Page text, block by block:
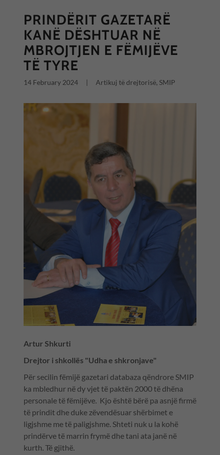
PRINDËRIT GAZETARË
KANË DËSHTUAR NË
MBROJTJEN E FËMIJËVE
TË TYRE
14 February 2024 | Artikuj të drejtorisë, SMIP
Artur Shkurti
Drejtor i shkollës "Udha e shkronjave"
Për secilin fëmijë gazetari databaza qëndrore SMIP
ka mbledhur në dy vjet të paktën 2000 të dhëna
personale të fëmijëve. Kjo është bërë pa asnjë firmë
të prindit dhe duke zëvendësuar shërbimet e
ligjshme me të paligjshme. Shteti nuk u la kohë
prindërve të marrin frymë dhe tani ata janë në
kurth. Të gjithë.